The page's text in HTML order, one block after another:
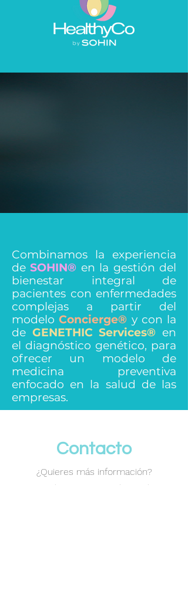
Combinamos la experiencia
deSOHIN® en la gestión del
bienestar integral de
pacientes con enfermedades
complejas a partir del
modeloConcierge® y con la
de GENETHIC Services® en
el diagnóstico genético, para
ofrecer un modelo de
medicina preventiva
enfocado en la salud de las
empresas.
Contacto
​¿Quieres más información?
Contáctanos para saber más.